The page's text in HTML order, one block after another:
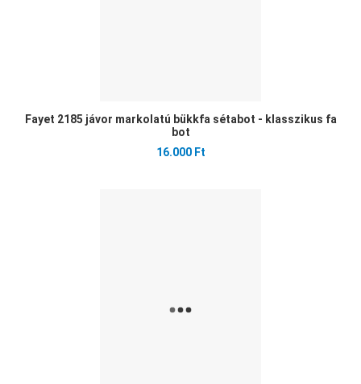
Fayet 2185 jávor markolatú bükkfa sétabot - klasszikus fa
bot
16.000 Ft